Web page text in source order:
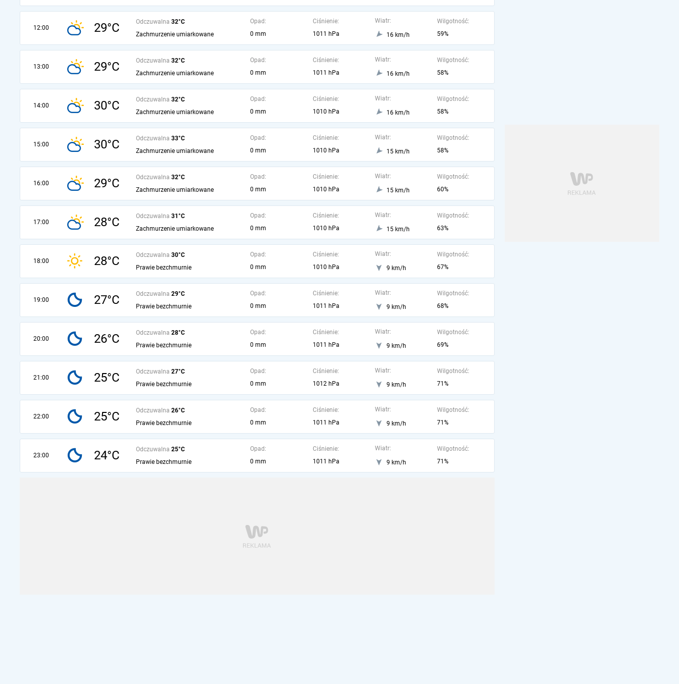
12:00 29°C Odczuwalna 32°C
Zachmurzenie umiarkowane
Opad:
0 mm
Ciśnienie:
1011 hPa
Wiatr:
16 km/h
Wilgotność:
59%
13:00 29°C Odczuwalna 32°C
Zachmurzenie umiarkowane
Opad:
0 mm
Ciśnienie:
1011 hPa
Wiatr:
16 km/h
Wilgotność:
58%
14:00 30°C Odczuwalna 32°C
Zachmurzenie umiarkowane
Opad:
0 mm
Ciśnienie:
1010 hPa
Wiatr:
16 km/h
Wilgotność:
58%
15:00 30°C Odczuwalna 33°C
Zachmurzenie umiarkowane
Opad:
0 mm
Ciśnienie:
1010 hPa
Wiatr:
15 km/h
Wilgotność:
58%
16:00 29°C Odczuwalna 32°C
Zachmurzenie umiarkowane
Opad:
0 mm
Ciśnienie:
1010 hPa
Wiatr:
15 km/h
Wilgotność:
60%
17:00 28°C Odczuwalna 31°C
Zachmurzenie umiarkowane
Opad:
0 mm
Ciśnienie:
1010 hPa
Wiatr:
15 km/h
Wilgotność:
63%
18:00 28°C Odczuwalna 30°C
Prawie bezchmurnie
Opad:
0 mm
Ciśnienie:
1010 hPa
Wiatr:
9 km/h
Wilgotność:
67%
19:00 27°C Odczuwalna 29°C
Prawie bezchmurnie
Opad:
0 mm
Ciśnienie:
1011 hPa
Wiatr:
9 km/h
Wilgotność:
68%
20:00 26°C Odczuwalna 28°C
Prawie bezchmurnie
Opad:
0 mm
Ciśnienie:
1011 hPa
Wiatr:
9 km/h
Wilgotność:
69%
21:00 25°C Odczuwalna 27°C
Prawie bezchmurnie
Opad:
0 mm
Ciśnienie:
1012 hPa
Wiatr:
9 km/h
Wilgotność:
71%
22:00 25°C Odczuwalna 26°C
Prawie bezchmurnie
Opad:
0 mm
Ciśnienie:
1011 hPa
Wiatr:
9 km/h
Wilgotność:
71%
23:00 24°C Odczuwalna 25°C
Prawie bezchmurnie
Opad:
0 mm
Ciśnienie:
1011 hPa
Wiatr:
9 km/h
Wilgotność:
71%